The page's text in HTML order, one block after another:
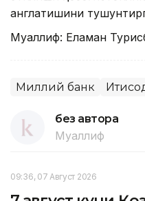
англатишини
Муаллиф: Еламан
Миллий банк
без автора
Муаллиф
09:36, 07 Август 2026